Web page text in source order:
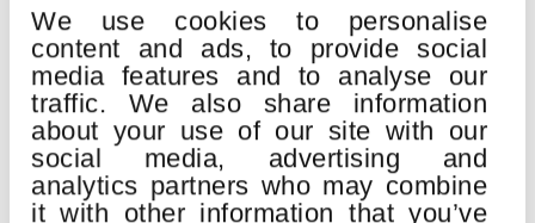
We use cookies to personalise
content and ads, to provide social
media features and to analyse our
traffic. We also share information
about your use of our site with our
social media, advertising and
analytics partners who may combine
it with other information that you’ve
19
AUG
2026